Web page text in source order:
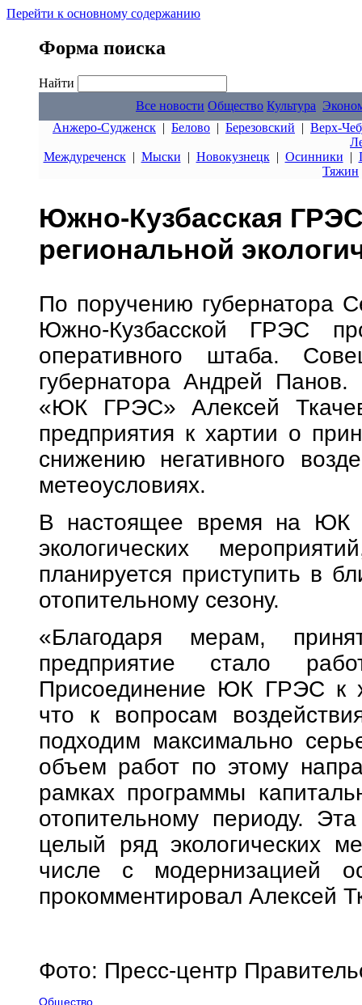
Перейти к основному содержанию
Форма поиска
Найти
Все новости Общество Культура
Анжеро-Судженск | Белово | Березовский | Верх-
Междуреченск| Мыски | Новокузнецк| Осинники |
Тяжин
Южно-Кузбасская
региональной
По поручению губернатора
Южно-Кузбасской ГРЭС
оперативного штаба.
губернатора Андрей
«ЮК ГРЭС» Алексей
предприятия к хартии о
снижению негативного
метеоусловиях.
В настоящее время на ЮК
экологических
планируется приступить в
отопительному сезону.
«Благодаря мерам,
предприятие стало
Присоединение ЮК ГРЭС к
что к вопросам
подходим максимально
объем работ по этому
рамках программы
отопительному периоду.
целый ряд экологических
числе с модернизацией
прокомментировал Алексей
Фото: Пресс-центр
Общество